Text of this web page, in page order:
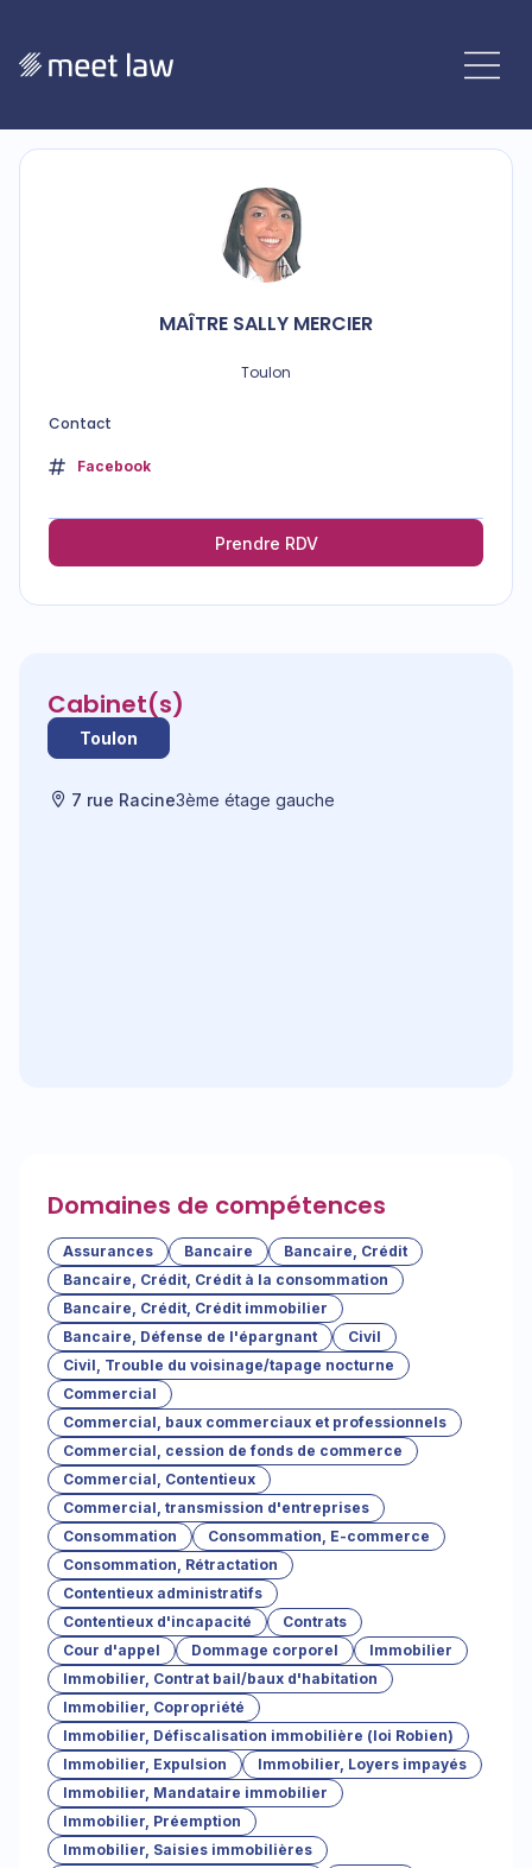
MAÎTRE SALLY MERCIER
Toulon
Contact
Facebook
Prendre RDV
Cabinet(s)
Toulon
7 rue Racine3ème étage gauche
Domaines de compétences
Assurances Bancaire
Bancaire, Crédit
Bancaire, Crédit, Crédit à la consommation
Bancaire, Crédit, Crédit immobilier
Bancaire, Défense de l'épargnant
Civil
Civil, Trouble du voisinage/tapage nocturne
Commercial
Commercial, baux commerciaux et professionnels
Commercial, cession de fonds de commerce
Commercial, Contentieux
Commercial, transmission d'entreprises
Consommation
Consommation, E-commerce
Consommation, Rétractation
Contentieux administratifs
Contentieux d'incapacité
Contrats
Cour d'appel
Dommage corporel
Immobilier
Immobilier, Contrat bail/baux d'habitation
Immobilier, Copropriété
Immobilier, Défiscalisation immobilière (loi Robien)
Immobilier, Expulsion
Immobilier, Loyers impayés
Immobilier, Mandataire immobilier
Immobilier, Préemption
Immobilier, Saisies immobilières